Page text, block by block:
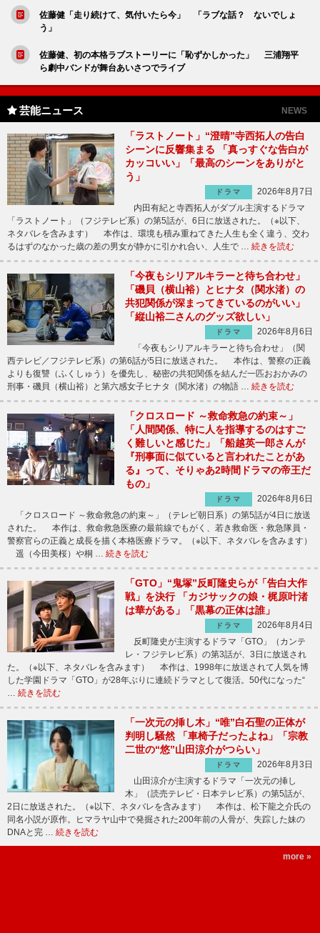
佐藤健「走り続けて、気付いたら今」 「ラブな話？ ないでしょ
う」
佐藤健、初の本格ラブストーリーに「恥ずかしかった」 三浦翔平
ら劇中バンドが舞台あいさつでライブ
芸能ニュース NEWS
「ラストノート」“澄晴”寺西拓人の告白
シーンに反響集まる 「真っすぐな告白が
カッコいい」「最高のシーンをありがと
う」
ドラマ
2026年8月7日
内田有紀と寺西拓人がダブル主演するドラマ
「ラストノート」（フジテレビ系）の第5話が、6日に放送された。（※以下、
ネタバレを含みます） 本作は、環境も積み重ねてきた人生も全く違う、交わ
るはずのなかった歳の差の男女が静かに引かれ合い、人生で … 続きを読む
「今夜もシリアルキラーと待ち合わせ」
「磯貝（横山裕）とヒナタ（関水渚）の
共犯関係が深まってきているのがいい」
「縦山裕二さんのグッズ欲しい」
ドラマ
2026年8月6日
「今夜もシリアルキラーと待ち合わせ」（関
西テレビ／フジテレビ系）の第6話が5日に放送された。 本作は、警察の正義
よりも復讐（ふくしゅう）を優先し、秘密の共犯関係を結んだ一匹おおかみの
刑事・磯貝（横山裕）と第六感女子ヒナタ（関水渚）の物語 … 続きを読む
「クロスロード ～救命救急の約束～」
「人間関係、特に人を指導するのはすご
く難しいと感じた」「船越英一郎さんが
『刑事面に似ていると言われたことがあ
る』って、そりゃあ2時間ドラマの帝王だ
もの」
ドラマ
2026年8月6日
「クロスロード ～救命救急の約束～」（テレビ朝日系）の第5話が4日に放送
された。 本作は、救命救急医療の最前線でもがく、若き救命医・救急隊員・
警察官らの正義と成長を描く本格医療ドラマ。（※以下、ネタバレを含みます）
遥（今田美桜）や桐 … 続きを読む
「GTO」“鬼塚”反町隆史らが「告白大作
戦」を決行 「カジサックの娘・梶原叶渚
は華がある」「黒幕の正体は誰」
ドラマ
2026年8月4日
反町隆史が主演するドラマ「GTO」（カンテ
レ・フジテレビ系）の第3話が、3日に放送され
た。（※以下、ネタバレを含みます） 本作は、1998年に放送されて人気を博
した学園ドラマ「GTO」が28年ぶりに連続ドラマとして復活。50代になった“
… 続きを読む
「一次元の挿し木」“唯”白石聖の正体が
判明し騒然 「車椅子だったよね」「宗教
二世の“悠”山田涼介がつらい」
ドラマ
2026年8月3日
山田涼介が主演するドラマ「一次元の挿し
木」（読売テレビ・日本テレビ系）の第5話が、
2日に放送された。（※以下、ネタバレを含みます） 本作は、松下龍之介氏の
同名小説が原作。ヒマラヤ山中で発掘された200年前の人骨が、失踪した妹の
DNAと完 … 続きを読む
more »